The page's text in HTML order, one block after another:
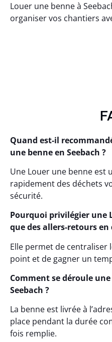
Louer une benne à
organiser vos chantiers
Quand est-il
une benne en Seebach ?
Une Louer une benne est
rapidement des déchets
sécurité.
Pourquoi privilégier une
que des allers-retours en
Elle permet de centraliser
point et de gagner un
Comment se déroule
Seebach ?
La benne est livrée à
place pendant la durée
fois remplie.